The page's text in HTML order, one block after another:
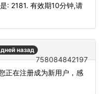
: 2181. 有效期10分钟,请
назад
758084842197
正在注册成为新用户，感